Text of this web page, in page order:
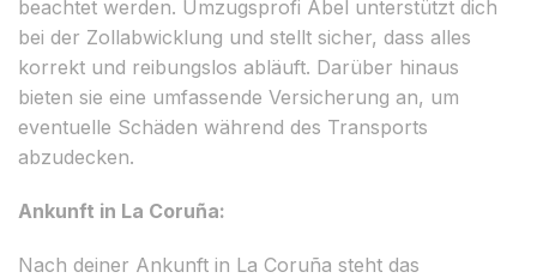
beachtet werden. Umzugsprofi Abel unterstützt dich
bei der Zollabwicklung und stellt sicher, dass alles
korrekt und reibungslos abläuft. Darüber hinaus
bieten sie eine umfassende Versicherung an, um
eventuelle Schäden während des Transports
abzudecken.
Ankunft in La Coruña:
Nach deiner Ankunft in La Coruña steht das